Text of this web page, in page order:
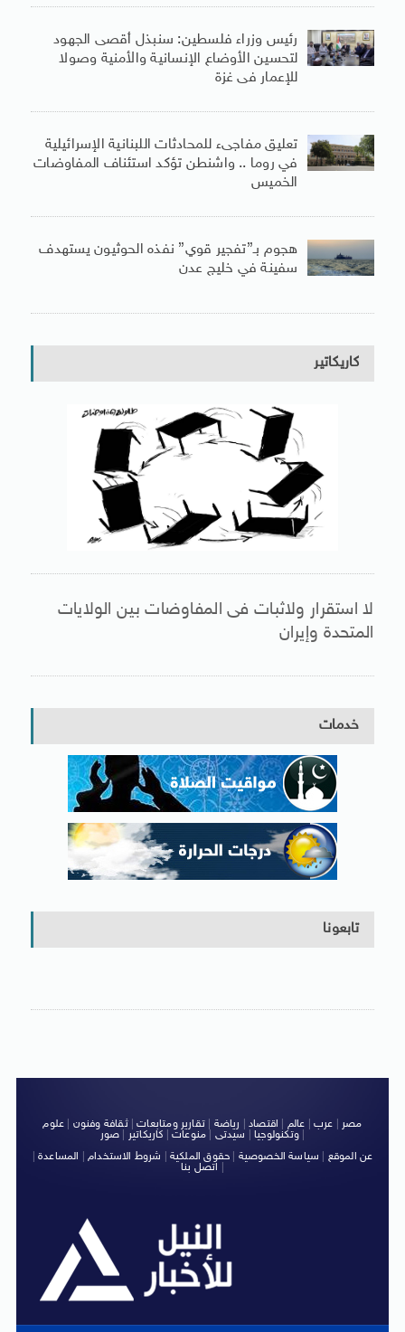
رئيس وزراء فلسطين: سنبذل أقصى الجهود
لتحسين الأوضاع الإنسانية والأمنية وصولا
للإعمار فى غزة
تعليق مفاجىء للمحادثات اللبنانية الإسرائيلية
في روما .. واشنطن تؤكد استئناف المفاوضات
الخميس
هجوم بـ”تفجير قوي” نفذه الحوثيون يستهدف
سفينة في خليج عدن
كاريكاتير
لا استقرار ولاثبات فى المفاوضات بين الولايات
المتحدة وإيران
خدمات
تابعونا
مصر عرب عالم اقتصاد رياضة |تقارير ومتابعات|ثقافة وفنون
علوم
وتكنولوجيا| سيدتى منوعات كاريكاتير صور
|
عن الموقع
سياسة الخصوصية حقوق الملكية شروط الاستخدام| المساعدة|
اتصل بنا